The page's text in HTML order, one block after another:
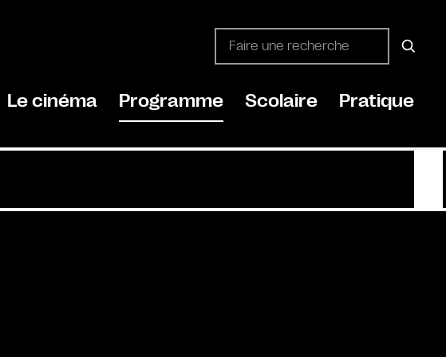
Le cinéma Programme Scolaire Pratique